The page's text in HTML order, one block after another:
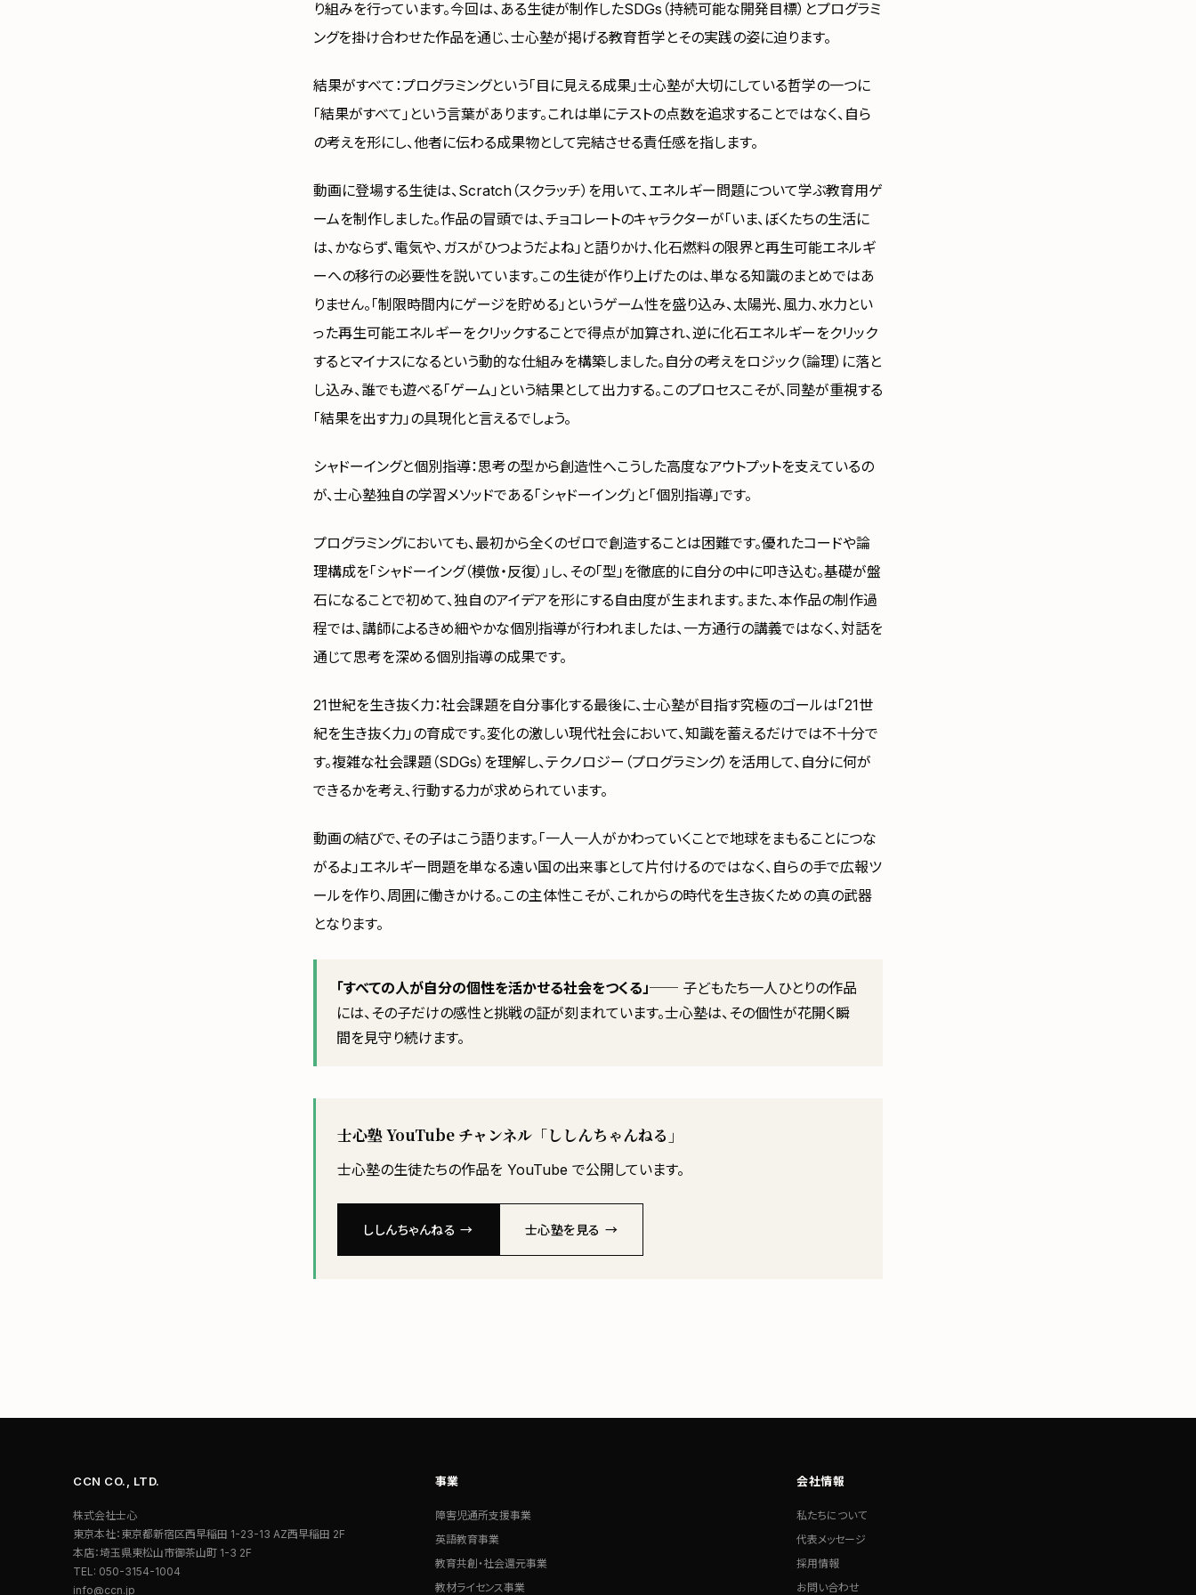
り組みを行っています。今回は、ある生徒が制作したSDGs（持続可能な開発目標）とプログラミ
ングを掛け合わせた作品を通じ、士心塾が掲げる教育哲学とその実践の姿に迫ります。
結果がすべて：プログラミングという「目に見える成果」士心塾が大切にしている哲学の一つに
「結果がすべて」という言葉があります。これは単にテストの点数を追求することではなく、自ら
の考えを形にし、他者に伝わる成果物として完結させる責任感を指します。
動画に登場する生徒は、Scratch（スクラッチ）を用いて、エネルギー問題について学ぶ教育用ゲ
ームを制作しました。作品の冒頭では、チョコレートのキャラクターが「いま、ぼくたちの生活に
は、かならず、電気や、ガスがひつようだよね」と語りかけ、化石燃料の限界と再生可能エネルギ
ーへの移行の必要性を説いています。この生徒が作り上げたのは、単なる知識のまとめではあ
りません。「制限時間内にゲージを貯める」というゲーム性を盛り込み、太陽光、風力、水力とい
った再生可能エネルギーをクリックすることで得点が加算され、逆に化石エネルギーをクリック
するとマイナスになるという動的な仕組みを構築しました。自分の考えをロジック（論理）に落と
し込み、誰でも遊べる「ゲーム」という結果として出力する。このプロセスこそが、同塾が重視する
「結果を出す力」の具現化と言えるでしょう。
シャドーイングと個別指導：思考の型から創造性へこうした高度なアウトプットを支えているの
が、士心塾独自の学習メソッドである「シャドーイング」と「個別指導」です。
プログラミングにおいても、最初から全くのゼロで創造することは困難です。優れたコードや論
理構成を「シャドーイング（模倣・反復）」し、その「型」を徹底的に自分の中に叩き込む。基礎が盤
石になることで初めて、独自のアイデアを形にする自由度が生まれます。また、本作品の制作過
程では、講師によるきめ細やかな個別指導が行われましたは、一方通行の講義ではなく、対話を
通じて思考を深める個別指導の成果です。
21世紀を生き抜く力：社会課題を自分事化する最後に、士心塾が目指す究極のゴールは「21世
紀を生き抜く力」の育成です。変化の激しい現代社会において、知識を蓄えるだけでは不十分で
す。複雑な社会課題（SDGs）を理解し、テクノロジー（プログラミング）を活用して、自分に何が
できるかを考え、行動する力が求められています。
動画の結びで、その子はこう語ります。「一人一人がかわっていくことで地球をまもることにつな
がるよ」エネルギー問題を単なる遠い国の出来事として片付けるのではなく、自らの手で広報ツ
ールを作り、周囲に働きかける。この主体性こそが、これからの時代を生き抜くための真の武器
となります。
「すべての人が自分の個性を活かせる社会をつくる」── 子どもたち一人ひとりの作品
には、その子だけの感性と挑戦の証が刻まれています。士心塾は、その個性が花開く瞬
間を見守り続けます。
士心塾 YouTube チャンネル「ししんちゃんねる」
士心塾の生徒たちの作品を YouTube で公開しています。
ししんちゃんねる → 士心塾を見る →
CCN CO., LTD.
株式会社士心
東京本社：東京都新宿区西早稲田 1-23-13 AZ西早稲田 2F
本店：埼玉県東松山市御茶山町 1-3 2F
TEL: 050-3154-1004
info@ccn.jp
事業
障害児通所支援事業
英語教育事業
教育共創・社会還元事業
教材ライセンス事業
会社情報
私たちについて
代表メッセージ
採用情報
お問い合わせ